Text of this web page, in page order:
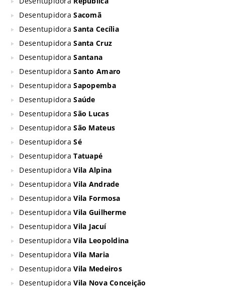
DesentupidoraSacomã
DesentupidoraSanta Cecília
DesentupidoraSanta Cruz
DesentupidoraSantana
DesentupidoraSanto Amaro
DesentupidoraSapopemba
DesentupidoraSaúde
DesentupidoraSão Lucas
DesentupidoraSão Mateus
DesentupidoraSé
DesentupidoraTatuapé
DesentupidoraVila Alpina
DesentupidoraVila Andrade
DesentupidoraVila Formosa
DesentupidoraVila Guilherme
DesentupidoraVila Jacuí
DesentupidoraVila Leopoldina
DesentupidoraVila Maria
DesentupidoraVila Medeiros
DesentupidoraVila Nova Conceição